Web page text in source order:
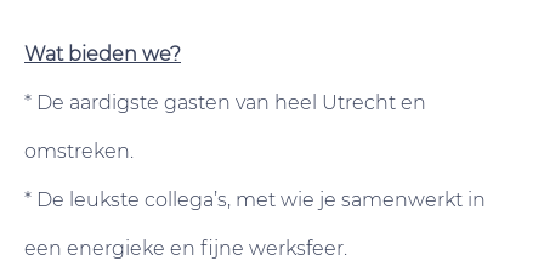
Wat bieden we?
* De aardigste gasten van heel Utrecht en
omstreken.
* De leukste collega’s, met wie je samenwerkt in
een energieke en fijne werksfeer.